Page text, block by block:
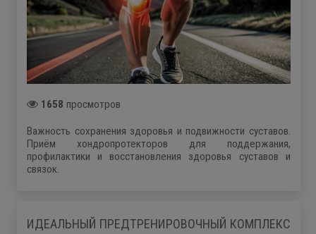
1658 просмотров
Важность сохранения здоровья и подвижности суставов.
Приём хондропротекторов для поддержания,
профилактики и восстановления здоровья суставов и
связок.
ИДЕАЛЬНЫЙ ПРЕДТРЕНИРОВОЧНЫЙ КОМПЛЕКС